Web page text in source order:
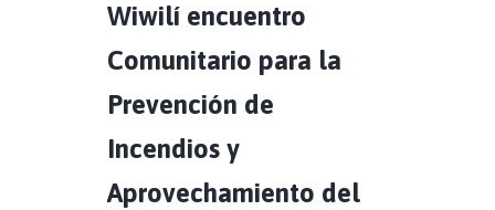
Wiwilí encuentro
Comunitario para la
Prevención de
Incendios y
Aprovechamiento del